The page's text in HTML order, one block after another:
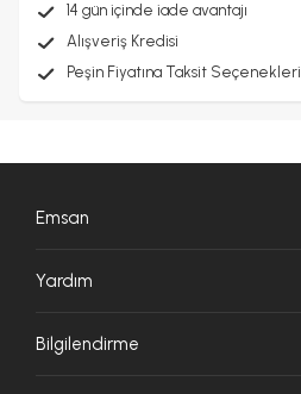
14 gün içinde iade avantajı
Alışveriş Kredisi
Peşin Fiyatına Taksit Seçenekleri
Emsan
Yardım
Bilgilendirme